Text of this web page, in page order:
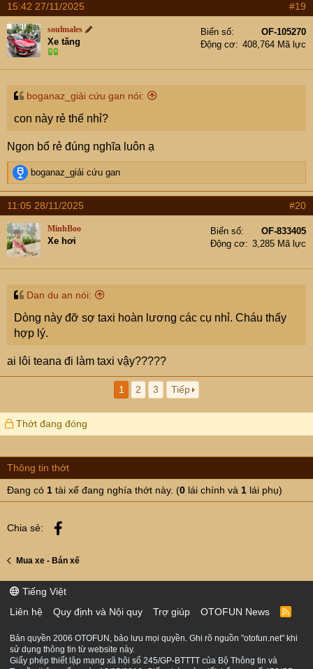
15:42 27/11/2025 #19
soulmales
Xe tăng
Biển số
OF-105270
Động cơ
408,764 Mã lực
boganaz_giải cứu gan nói:
con này rẻ thế nhỉ?
Ngon bổ rẻ đúng nghĩa luôn ạ
R
e
a
c
t
i
o
n
s
boganaz_giải cứu gan
11:05 28/11/2025 #20
MinhBoo
Xe hơi
Biển số
OF-833405
Động cơ
3,285 Mã lực
Dan du an nói:
Dòng này đỡ sợ taxi hoàn lương các cụ nhỉ. Cháu thấy
hợp lý.
ai lôi teana đi làm taxi vậy?????
1 2 3 Tiếp
Thớt đang đóng
Thông tin thớt
Đang có 1 tài xế đang nghía thớt này. (0 lái chính và 1 lái phụ)
Chia sẻ:
Mua xe - Bán xế
Tiếng Việt
Liên hệ
Quy định và Nội quy Trợ giúp OTOFUN News
R
S
Bản quyền 2006 OTOFUN, bảo lưu mọi quyền. Ghi rõ nguồn "otofun.net" khi
sử dụng thông tin từ website này.
Giấy phép thiết lập mạng xã hội số 245/GP-BTTTT của Bộ Thông tin và